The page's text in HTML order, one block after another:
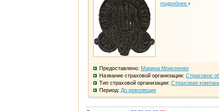
подробнее
Предоставлено: Марина Моисеенко
Название страховой организации: Страховое
Тип страховой организации: Страховая
Период: До революции